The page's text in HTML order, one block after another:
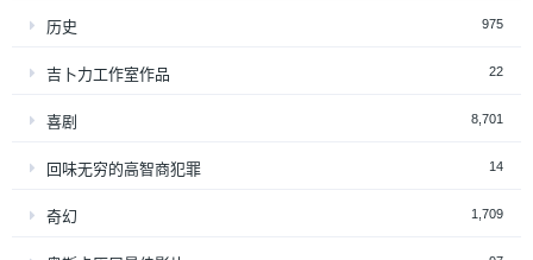
历史 975
吉卜力工作室作品 22
喜剧 8,701
回味无穷的高智商犯罪 14
奇幻 1,709